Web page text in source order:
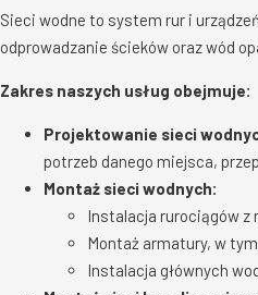
Sieci wodne to system rur i
odprowadzanie ścieków oraz wód
Zakres naszych usług obejmuje:
Projektowanie sieci
potrzeb danego miejsca,
Montaż sieci wodnych:
Instalacja rurociągów z
Montaż armatury, w
Instalacja głównych